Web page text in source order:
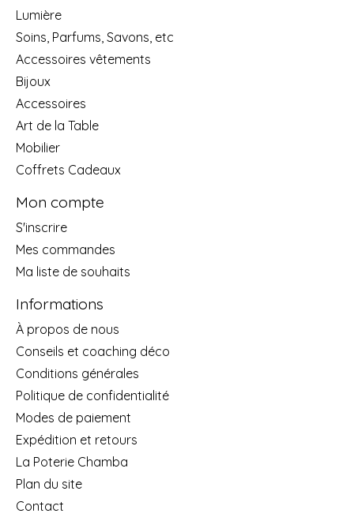
Lumière
Soins, Parfums, Savons, etc
Accessoires vêtements
Bijoux
Accessoires
Art de la Table
Mobilier
Coffrets Cadeaux
Mon compte
S'inscrire
Mes commandes
Ma liste de souhaits
Informations
À propos de nous
Conseils et coaching déco
Conditions générales
Politique de confidentialité
Modes de paiement
Expédition et retours
La Poterie Chamba
Plan du site
Contact